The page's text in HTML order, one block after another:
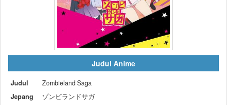
Judul Anime
Judul
Zombieland Saga
Jepang
ゾンビランドサガ